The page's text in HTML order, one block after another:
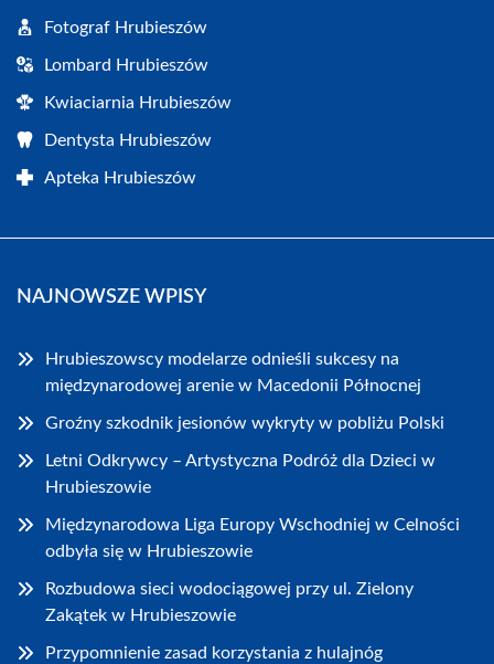
Fotograf Hrubieszów
Lombard Hrubieszów
Kwiaciarnia Hrubieszów
Dentysta Hrubieszów
Apteka Hrubieszów
NAJNOWSZE WPISY
Hrubieszowscy modelarze odnieśli sukcesy na
międzynarodowej arenie w Macedonii Północnej
Groźny szkodnik jesionów wykryty w pobliżu Polski
Letni Odkrywcy – Artystyczna Podróż dla Dzieci w
Hrubieszowie
Międzynarodowa Liga Europy Wschodniej w Celności
odbyła się w Hrubieszowie
Rozbudowa sieci wodociągowej przy ul. Zielony
Zakątek w Hrubieszowie
Przypomnienie zasad korzystania z hulajnóg